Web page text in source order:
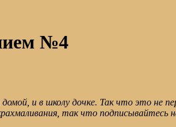
№4
и в школу дочке. Так что это не
так что подписывайтесь